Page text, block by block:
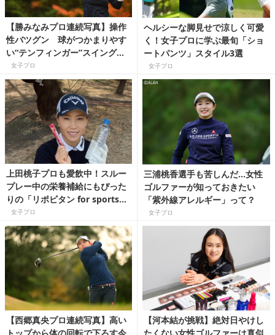
【勝みなみプロ連続写真】操作
性バツグン 球がつかまりやす
い“テンフィンガー”スイングを
プロコーチが解説！
女子プロ
ヘルシーな脚見せで涼しく可愛
く！女子プロに学ぶ最旬「ショ
ートパンツ」スタイル3選
女子プロ
上田桃子プロも愛飲中！スルー
プレー中の栄養補給にもぴった
りの「リポビタン for sports」
シリーズって？
女子プロ
三浦桃香選手も苦しんだ…女性
ゴルファーが知っておきたい
「紫外線アレルギー」って？
女子プロ
【西郷真央プロ連続写真】高い
トップから体の回転で下ろす今
【河本結が挑戦】絶対日やけし